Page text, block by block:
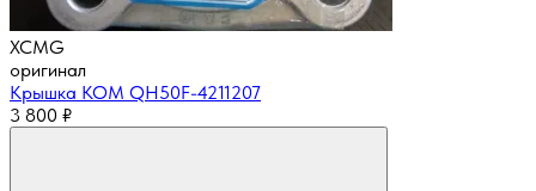
XCMG
оригинал
Крышка КОМ QH50F-4211207
3 800 ₽